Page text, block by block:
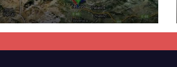
Ende pa u kryer
projekti i tunelit,
komuna e Tetovës
nis punimet për